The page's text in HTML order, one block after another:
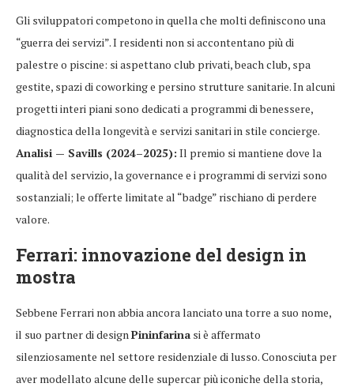
Gli sviluppatori competono in quella che molti definiscono una
“guerra dei servizi”. I residenti non si accontentano più di
palestre o piscine: si aspettano club privati, beach club, spa
gestite, spazi di coworking e persino strutture sanitarie. In alcuni
progetti interi piani sono dedicati a programmi di benessere,
diagnostica della longevità e servizi sanitari in stile concierge.
Analisi — Savills (2024–2025): Il premio si mantiene dove la
qualità del servizio, la governance e i programmi di servizi sono
sostanziali; le offerte limitate al “badge” rischiano di perdere
valore.
Ferrari: innovazione del design in
mostra
Sebbene Ferrari non abbia ancora lanciato una torre a suo nome,
il suo partner di design Pininfarina si è affermato
silenziosamente nel settore residenziale di lusso. Conosciuta per
aver modellato alcune delle supercar più iconiche della storia,